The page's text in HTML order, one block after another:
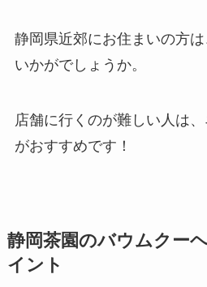
静岡県近郊にお住まいの方
いかがでしょうか。
店舗に行くのが難しい人は
がおすすめです！
静岡茶園のバウムクー
イント